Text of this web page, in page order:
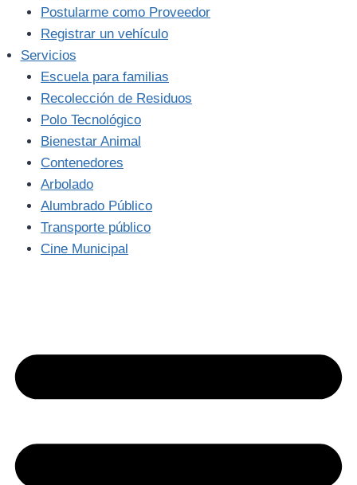
Postularme como Proveedor
Registrar un vehículo
Servicios
Escuela para familias
Recolección de Residuos
Polo Tecnológico
Bienestar Animal
Contenedores
Arbolado
Alumbrado Público
Transporte público
Cine Municipal